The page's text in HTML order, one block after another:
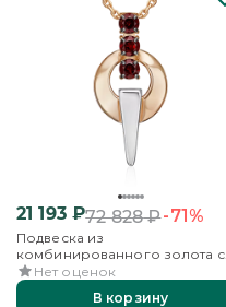
21 193₽72 828₽-71%
Подвеска из
комбинированного золота с
гранатами
Нет оценок
В корзину